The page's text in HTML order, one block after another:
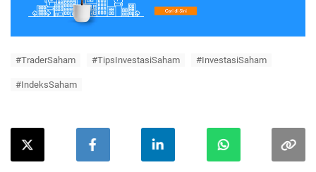
#TraderSaham #TipsInvestasiSaham #InvestasiSaham
#IndeksSaham